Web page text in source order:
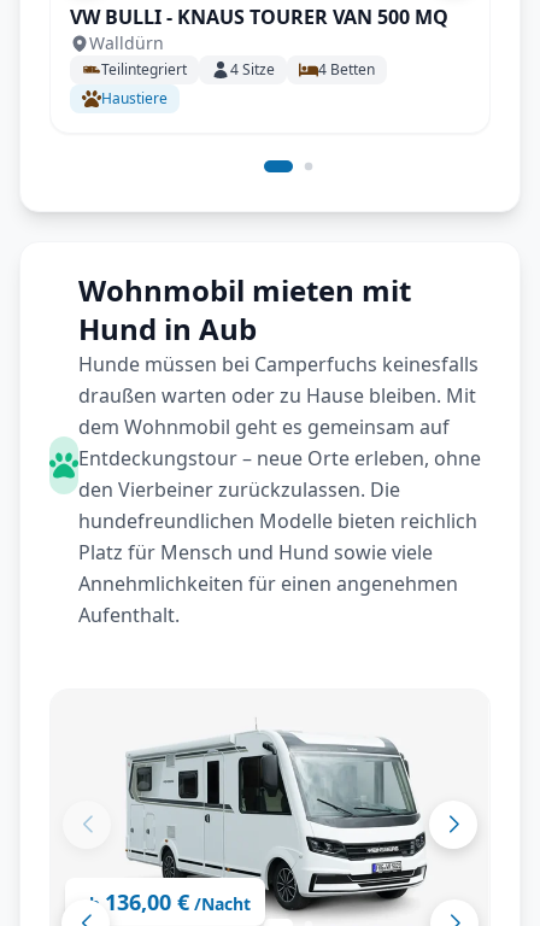
VW BULLI - KNAUS TOURER VAN 500 MQ
Walldürn
Teilintegriert 4Sitze 4 Betten
Haustiere
Wohnmobil mieten mit
Hund in Aub
Hunde müssen bei Camperfuchs keinesfalls
draußen warten oder zu Hause bleiben. Mit
dem Wohnmobil geht es gemeinsam auf
Entdeckungstour – neue Orte erleben, ohne
den Vierbeiner zurückzulassen. Die
hundefreundlichen Modelle bieten reichlich
Platz für Mensch und Hund sowie viele
Annehmlichkeiten für einen angenehmen
Aufenthalt.
ab 136,00 € /Nacht